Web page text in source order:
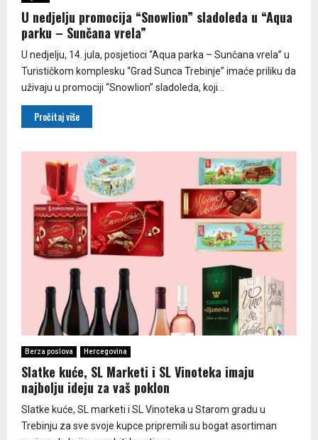
U nedjelju promocija “Snowlion” sladoleda u “Aqua
parku – Sunčana vrela”
U nedjelju, 14. jula, posjetioci “Aqua parka – Sunčana vrela” u
Turističkom komplesku “Grad Sunca Trebinje” imaće priliku da
uživaju u promociji “Snowlion” sladoleda, koji...
Pročitaj više
Berza poslova Hercegovina
Slatke kuće, SL Marketi i SL Vinoteka imaju
najbolju ideju za vaš poklon
Slatke kuće, SL marketi i SL Vinoteka u Starom gradu u
Trebinju za sve svoje kupce pripremili su bogat asortiman